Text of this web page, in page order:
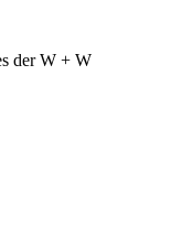
der W + W